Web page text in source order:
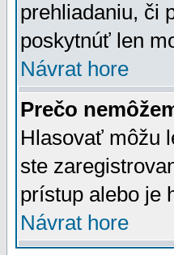
prehliadaniu, či
poskytnúť len
Návrat hore
Prečo
Hlasovať môžu
ste
prístup alebo je
Návrat hore